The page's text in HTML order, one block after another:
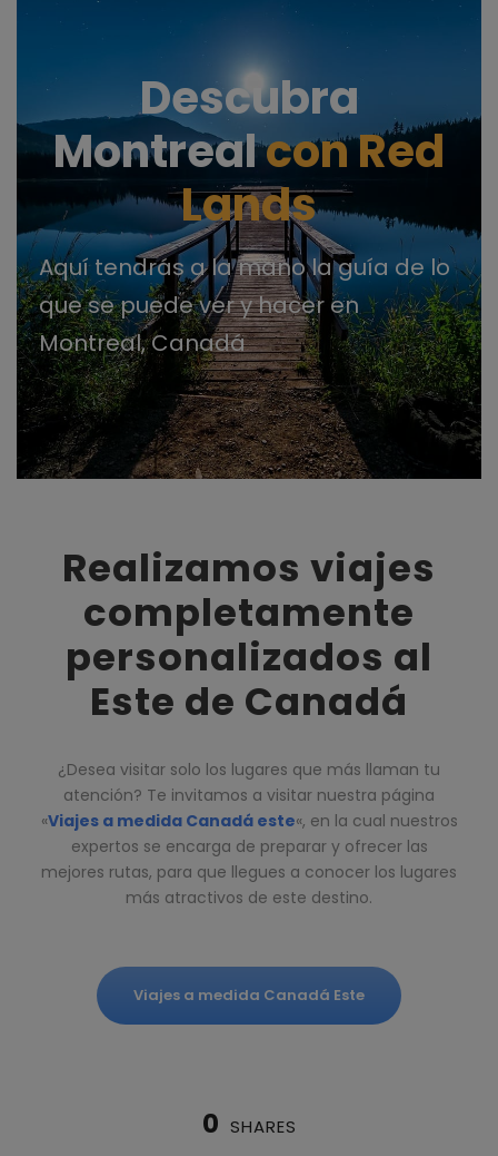
Descubra
Montrealcon Red
Lands
Aquí tendrás a la mano la guía de lo
que se puede ver y hacer en
Montreal, Canadá
Realizamos viajes
completamente
personalizados al
Este de Canadá
¿Desea visitar solo los lugares que más llaman tu
atención? Te invitamos a visitar nuestra página
«Viajes a medida Canadá este«, en la cual nuestros
expertos se encarga de preparar y ofrecer las
mejores rutas, para que llegues a conocer los lugares
más atractivos de este destino.
Viajes a medida Canadá Este
0 SHARES